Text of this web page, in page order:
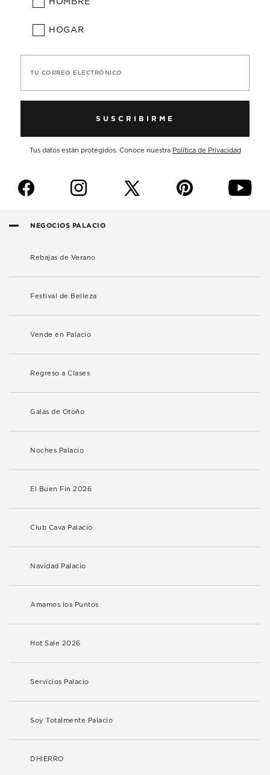
HOMBRE
HOGAR
TU CORREO ELECTRÓNICO
SUSCRIBIRME
Tus datos están protegidos. Conoce nuestra Política de Privacidad
f i p y
NEGOCIOS PALACIO
Rebajas de Verano
Festival de Belleza
Vende en Palacio
Regreso a Clases
Galas de Otoño
Noches Palacio
El Buen Fin 2026
Club Cava Palacio
Navidad Palacio
Amamos los Puntos
Hot Sale 2026
Servicios Palacio
Soy Totalmente Palacio
DHIERRO